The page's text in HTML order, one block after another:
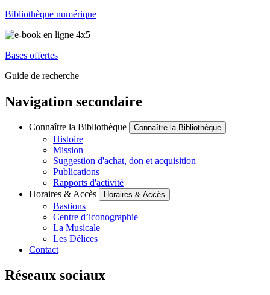
Bibliothèque numérique
Bases offertes
Guide de recherche
Navigation secondaire
Connaître la Bibliothèque Connaître la Bibliothèque
Histoire
Mission
Suggestion d'achat, don et acquisition
Publications
Rapports d'activité
Horaires & Accès
Horaires & Accès
Bastions
Centre d’iconographie
La Musicale
Les Délices
Contact
Réseaux sociaux